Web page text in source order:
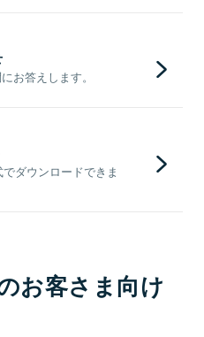
お答えします。
ダウンロードできま
お客さま向け